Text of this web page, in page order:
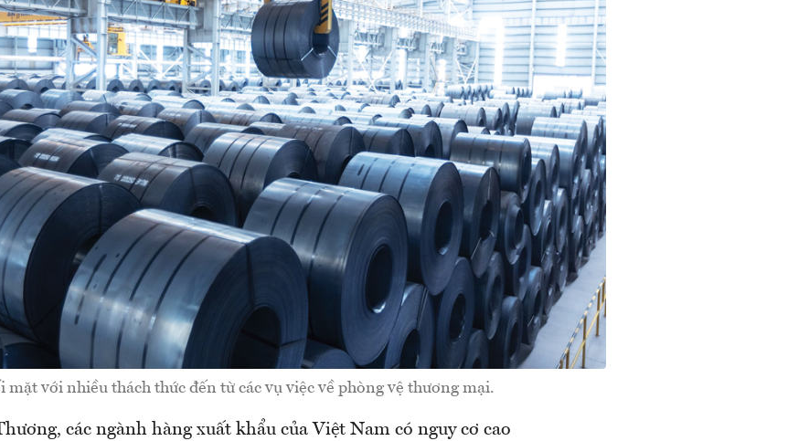
mặt với nhiều thách thức đến từ các vụ việc về phòng vệ thương mại.
các ngành hàng xuất khẩu của Việt Nam có nguy cơ cao